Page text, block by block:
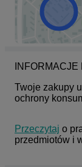
INFORMACJE
Twoje zakupy
ochrony
Przeczytaj o
przedmiotów i